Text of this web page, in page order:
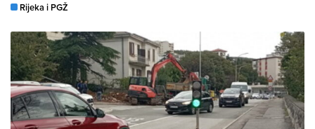
Rijeka i PGŽ